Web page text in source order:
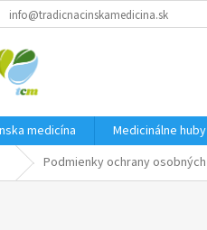
info@tradicnacinskamedicina.sk
medicína Medicinálne huby
DomovPodmienky ochrany